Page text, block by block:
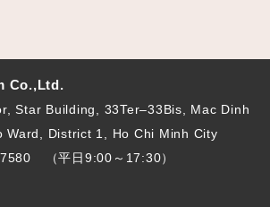
Co.,Ltd.
Star Building, 33Ter–33Bis, Mac Dinh
Ward, District 1, Ho Chi Minh City
（平日9:00～17:30）